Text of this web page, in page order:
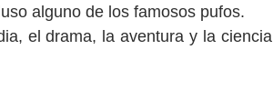
alguno de los famosos pufos.
el drama, la aventura y la ciencia